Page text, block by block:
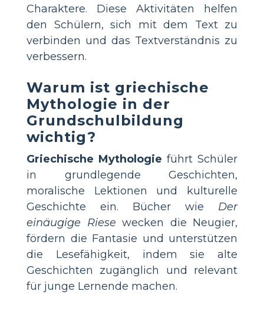
Charaktere. Diese Aktivitäten helfen
den Schülern, sich mit dem Text zu
verbinden und das Textverständnis zu
verbessern.
Warum ist griechische
Mythologie in der
Grundschulbildung
wichtig?
Griechische Mythologie führt Schüler
in grundlegende Geschichten,
moralische Lektionen und kulturelle
Geschichte ein. Bücher wie Der
einäugige Riese wecken die Neugier,
fördern die Fantasie und unterstützen
die Lesefähigkeit, indem sie alte
Geschichten zugänglich und relevant
für junge Lernende machen.